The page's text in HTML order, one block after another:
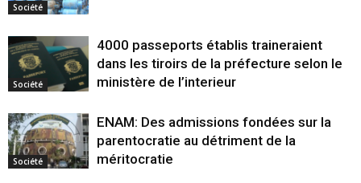
Société
Société
4000 passeports établis traineraient
dans les tiroirs de la préfecture selon le
ministère de l’interieur
Société
ENAM: Des admissions fondées sur la
parentocratie au détriment de la
méritocratie